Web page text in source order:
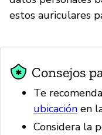
estos auriculares
Consejos
Te
ubicación en
Considera la